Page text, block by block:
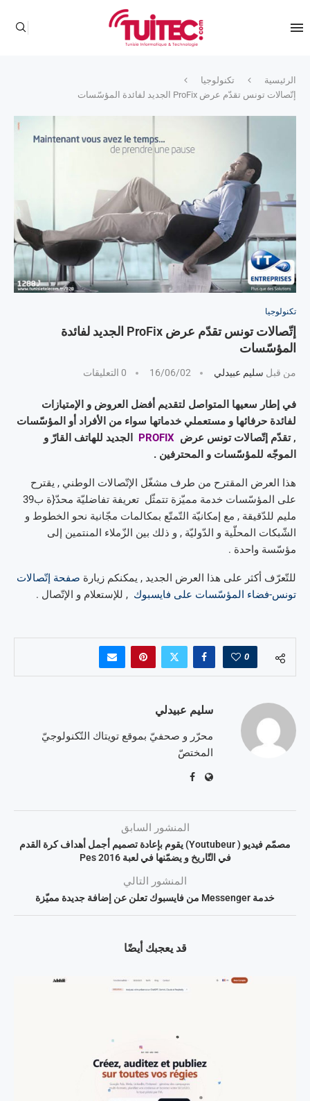
الرئيسية
تكنولوجيا
إتّصالات تونس تقدّم عرض ProFix الجديد لفائدة المؤسّسات
تكنولوجيا
إتّصالات تونس تقدّم عرض ProFix الجديد لفائدة
المؤسّسات
من قبل سليم عبيدلي 16/06/02 0 التعليقات
في إطار سعيها المتواصل لتقديم أفضل العروض و الإمتيازات
لفائدة حرفائها و مستعملي خدماتها سواء من الأفراد أو المؤسّسات
, تقدّم إتّصالات تونس عرض PROFIX الجديد للهاتف القارّ و
الموجّه للمؤسّسات و المحترفين .
هذا العرض المقترح من طرف مشغّل الإتّصالات الوطني , يقترح
على المؤسّسات خدمة مميّزة تتمثّل تعريفة تفاضليّة محدّ{ة ب39
مليم للدّقيقة , مع إمكانيّة التّمتّع بمكالمات مجّانية نحو الخطوط و
الشّبكات المحلّية و الدّوليّة , و ذلك بين الزّملاء المنتمين إلى
مؤسّسة واحدة .
للتّعرّف أكثر على هذا العرض الجديد , يمكنكم زيارة صفحة إتّصالات
تونس-فضاء المؤسّسات على فايسبوك , للإستعلام و الإتّصال .
0
سليم عبيدلي
محرّر و صحفيّ بموقع تويتاك التّكنولوجيّ
المختصّ
المنشور السابق
مصمّم فيديو ( Youtubeur) يقوم بإعادة تصميم أجمل أهداف كرة القدم
في التّاريخ و يضمّنها في لعبة Pes 2016
المنشور التالي
خدمة Messenger من فايسبوك تعلن عن إضافة جديدة مميّزة
قد يعجبك أيضًا